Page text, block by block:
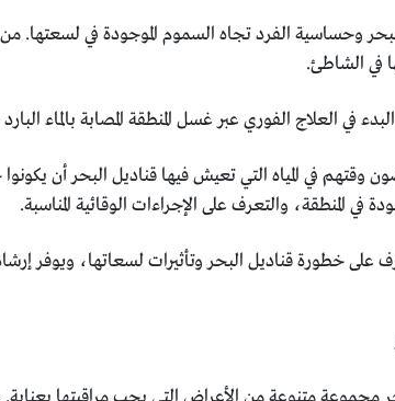
وحساسية الفرد تجاه السموم الموجودة في لسعتها.
في الشاطئ.
العلاج الفوري عبر غسل المنطقة المصابة بالماء
وقتهم في المياه التي تعيش فيها قناديل البحر أن
في المنطقة، والتعرف على الإجراءات الوقائية المناسبة.
على خطورة قناديل البحر وتأثيرات لسعاتها، ويوفر